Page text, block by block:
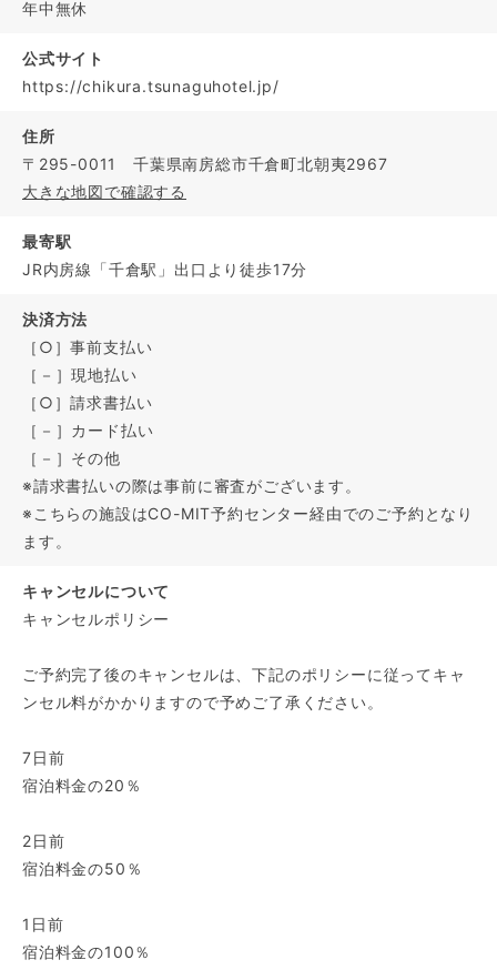
年中無休
公式サイト
https://chikura.tsunaguhotel.jp/
住所
〒295-0011 千葉県南房総市千倉町北朝夷2967
大きな地図で確認する
最寄駅
JR内房線「千倉駅」出口より徒歩17分
決済方法
［○］事前支払い
［－］現地払い
［○］請求書払い
［－］カード払い
［－］その他
※請求書払いの際は事前に審査がございます。
※こちらの施設はCO-MIT予約センター経由でのご予約となり
ます。
キャンセルについて
キャンセルポリシー
ご予約完了後のキャンセルは、下記のポリシーに従ってキャ
ンセル料がかかりますので予めご了承ください。
7日前
宿泊料金の20％
2日前
宿泊料金の50％
1日前
宿泊料金の100％